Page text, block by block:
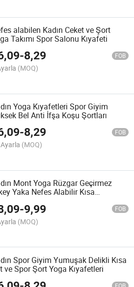
alabilen Kadın Ceket ve Şort
Takımı Spor Salonu Kıyafeti
-8,29 FOB
(MOQ)
Yoga Kıyafetleri Spor Giyim
Bel Anti İfşa Koşu Şortları
-8,29 FOB
(MOQ)
Mont Yoga Rüzgar Geçirmez
Yaka Nefes Alabilir Kısa
-9,99 FOB
(MOQ)
Spor Giyim Yumuşak Delikli Kısa
ve Spor Şort Yoga Kıyafetleri